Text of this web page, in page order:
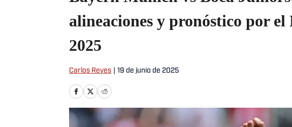
alineaciones y pronóstico por
2025
Carlos Reyes 19 de junio de 2025